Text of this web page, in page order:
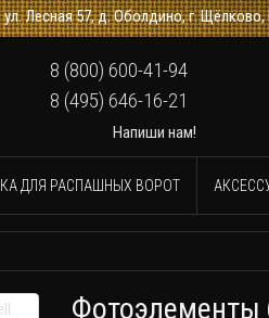
ул. Лесная 57, д. Оболдино, г.
8 (800) 600-41-94
8 (495) 646-16-21
Напиши нам!
ДЛЯ РАСПАШНЫХ ВОРОТ
Фотоэлементы